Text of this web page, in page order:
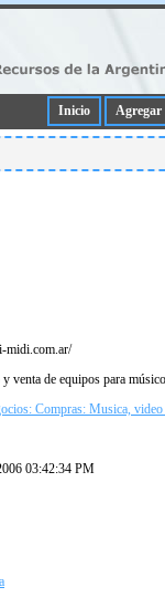
Inicio Agregar
midi.com.ar/
venta de equipos para
Compras: Musica,
03:42:34 PM